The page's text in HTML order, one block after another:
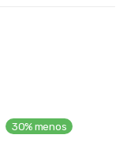
30% menos